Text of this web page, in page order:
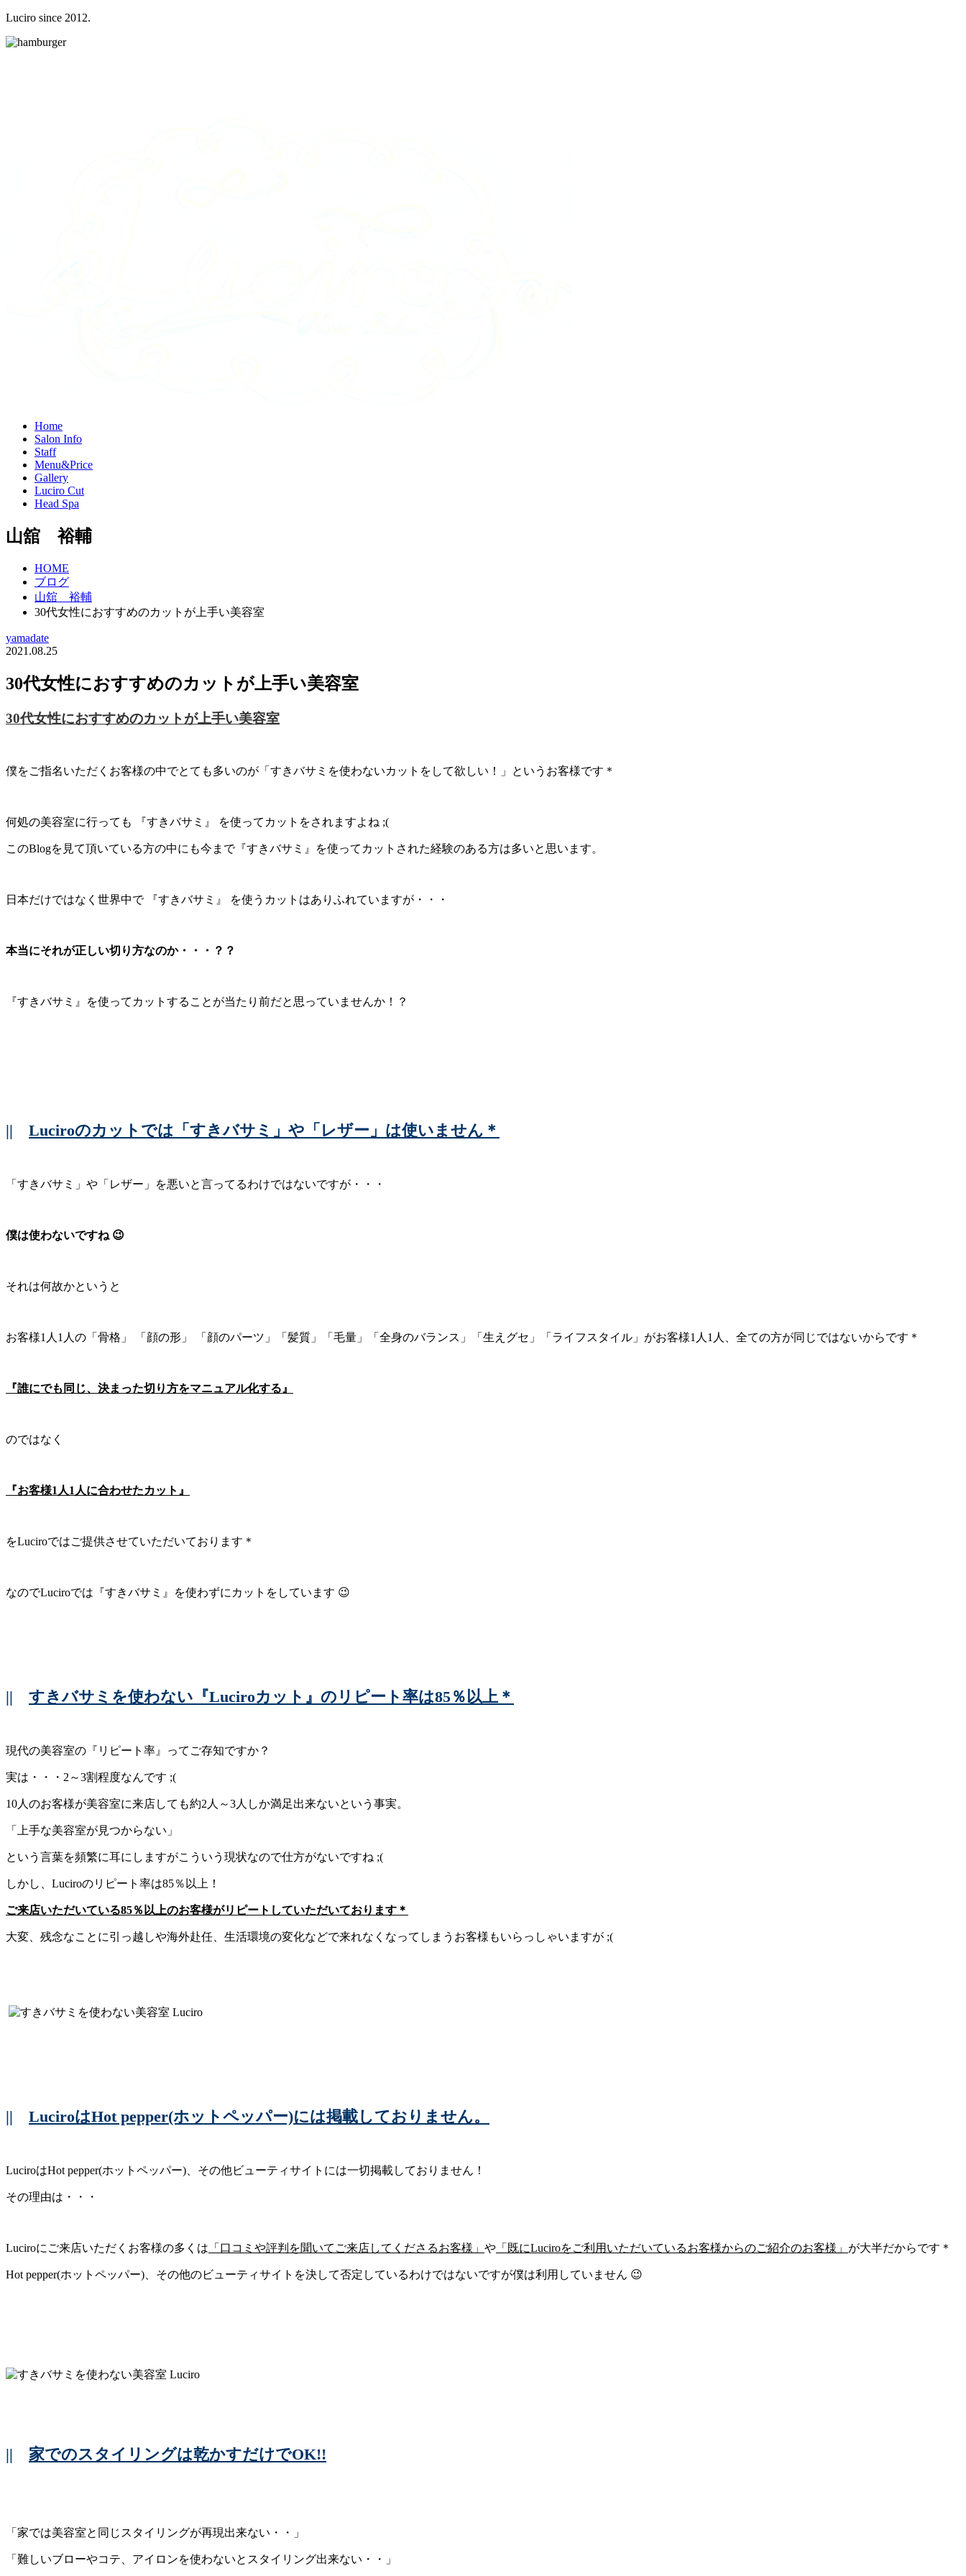
Luciro since 2012.
Home
Salon Info
Staff
Menu&Price
Gallery
Luciro Cut
Head Spa
山舘 裕輔
HOME
ブログ
山舘 裕輔
30代女性におすすめのカットが上手い美容室
yamadate
2021.08.25
30代女性におすすめのカットが上手い美容室
30代女性におすすめのカットが上手い美容室
僕をご指名いただくお客様の中でとても多いのが「すきバサミを使わないカットをして欲しい！」というお客様です＊
何処の美容室に行っても 『すきバサミ』 を使ってカットをされますよね ;(
このBlogを見て頂いている方の中にも今まで『すきバサミ』を使ってカットされた経験のある方は多いと思います。
日本だけではなく世界中で 『すきバサミ』 を使うカットはありふれていますが・・・
本当にそれが正しい切り方なのか・・・？？
『すきバサミ』を使ってカットすることが当たり前だと思っていませんか！？
|| Luciroのカットでは「すきバサミ」や「レザー」は使いません＊
「すきバサミ」や「レザー」を悪いと言ってるわけではないですが・・・
僕は使わないですね 😉
それは何故かというと
お客様1人1人の「骨格」 「顔の形」 「顔のパーツ」「髪質」「毛量」「全身のバランス」「生えグセ」「ライフスタイル」がお客様1人1人、全ての方が同じではないからです＊
『誰にでも同じ、決まった切り方をマニュアル化する』
のではなく
『お客様1人1人に合わせたカット』
をLuciroではご提供させていただいております＊
なのでLuciroでは『すきバサミ』を使わずにカットをしています 😉
|| すきバサミを使わない『Luciroカット』のリピート率は85％以上＊
現代の美容室の『リピート率』ってご存知ですか？
実は・・・2～3割程度なんです ;(
10人のお客様が美容室に来店しても約2人～3人しか満足出来ないという事実。
「上手な美容室が見つからない」
という言葉を頻繁に耳にしますがこういう現状なので仕方がないですね ;(
しかし、Luciroのリピート率は85％以上！
ご来店いただいている85％以上のお客様がリピートしていただいております＊
大変、残念なことに引っ越しや海外赴任、生活環境の変化などで来れなくなってしまうお客様もいらっしゃいますが ;(
|| LuciroはHot pepper(ホットペッパー)には掲載しておりません。
LuciroはHot pepper(ホットペッパー)、その他ビューティサイトには一切掲載しておりません！
その理由は・・・
Luciroにご来店いただくお客様の多くは 「口コミや評判を聞いてご来店してくださるお客様」 や 「既にLuciroをご利用いただいているお客様からのご紹介のお客様」 が大半だからです＊
Hot pepper(ホットペッパー)、その他のビューティサイトを決して否定しているわけではないですが僕は利用していません 😉
|| 家でのスタイリングは乾かすだけでOK!!
「家では美容室と同じスタイリングが再現出来ない・・」
「難しいブローやコテ、アイロンを使わないとスタイリング出来ない・・」